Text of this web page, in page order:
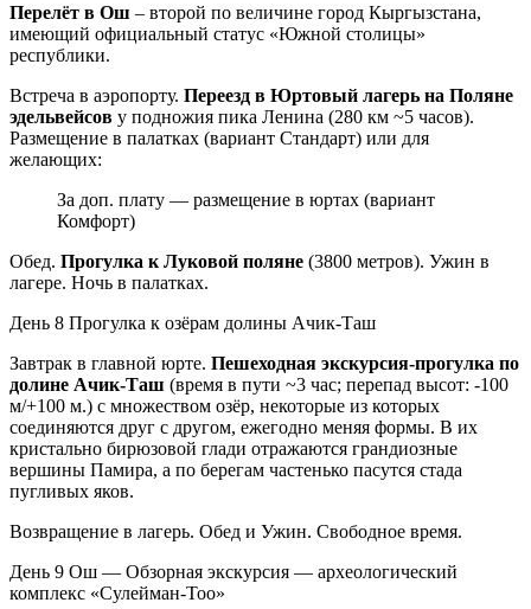
Перелёт в Ош – второй по величине город Кыргызстана,
имеющий официальный статус «Южной столицы»
республики.
Встреча в аэропорту. Переезд в Юртовый лагерь на Поляне
эдельвейсов у подножия пика Ленина (280 км ~5 часов).
Размещение в палатках (вариант Стандарт) или для
желающих:
За доп. плату — размещение в юртах (вариант
Комфорт)
Обед. Прогулка к Луковой поляне (3800 метров). Ужин в
лагере. Ночь в палатках.
День 8 Прогулка к озёрам долины Ачик-Таш
Завтрак в главной юрте. Пешеходная экскурсия-прогулка по
долине Ачик-Таш (время в пути ~3 час; перепад высот: -100
м/+100 м.) с множеством озёр, некоторые из которых
соединяются друг с другом, ежегодно меняя формы. В их
кристально бирюзовой глади отражаются грандиозные
вершины Памира, а по берегам частенько пасутся стада
пугливых яков.
Возвращение в лагерь. Обед и Ужин. Свободное время.
День 9 Ош — Обзорная экскурсия — археологический
комплекс «Сулейман-Тоо»